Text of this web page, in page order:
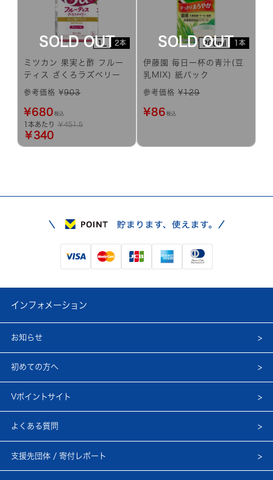
1L 2本
ミツカン 果実と酢 フルー
ティス ざくろラズベリー
参考価格 ¥903
¥680 税込
1本あたり￥451.5
￥340
200ml 1本
伊藤園 毎日一杯の青汁(豆
乳MIX) 紙パック
参考価格 ¥129
¥86 税込
インフォメーション
お知らせ
初めての方へ
Vポイントサイト
よくある質問
支援先団体 / 寄付レポート